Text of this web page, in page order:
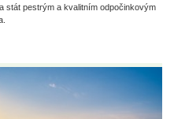
stát pestrým a kvalitním odpočinkovým